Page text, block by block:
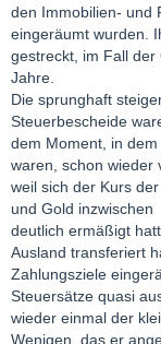
den Immobilien- und
eingeräumt wurden.
gestreckt, im Fall
Jahre.
Die sprunghaft
Steuerbescheide
dem Moment, in
waren, schon wieder
weil sich der Kurs
und Gold inzwischen
deutlich ermäßigt
Ausland transferiert
Zahlungsziele
Steuersätze quasi
wieder einmal der
Wenigen, das er